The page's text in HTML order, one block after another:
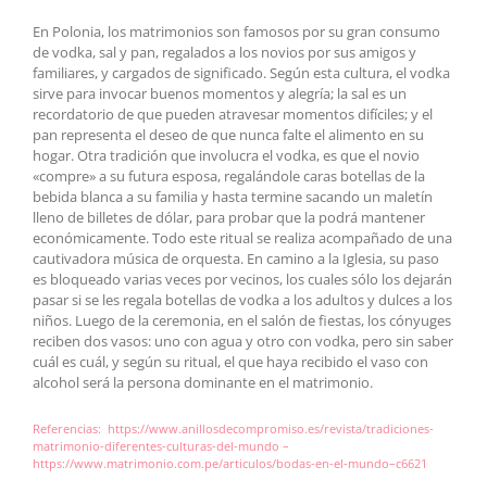
En Polonia, los matrimonios son famosos por su gran consumo
de vodka, sal y pan, regalados a los novios por sus amigos y
familiares, y cargados de significado. Según esta cultura, el vodka
sirve para invocar buenos momentos y alegría; la sal es un
recordatorio de que pueden atravesar momentos difíciles; y el
pan representa el deseo de que nunca falte el alimento en su
hogar. Otra tradición que involucra el vodka, es que el novio
«compre» a su futura esposa, regalándole caras botellas de la
bebida blanca a su familia y hasta termine sacando un maletín
lleno de billetes de dólar, para probar que la podrá mantener
económicamente. Todo este ritual se realiza acompañado de una
cautivadora música de orquesta. En camino a la Iglesia, su paso
es bloqueado varias veces por vecinos, los cuales sólo los dejarán
pasar si se les regala botellas de vodka a los adultos y dulces a los
niños. Luego de la ceremonia, en el salón de fiestas, los cónyuges
reciben dos vasos: uno con agua y otro con vodka, pero sin saber
cuál es cuál, y según su ritual, el que haya recibido el vaso con
alcohol será la persona dominante en el matrimonio.
Referencias: https://www.anillosdecompromiso.es/revista/tradiciones-
matrimonio-diferentes-culturas-del-mundo –
https://www.matrimonio.com.pe/articulos/bodas-en-el-mundo–c6621